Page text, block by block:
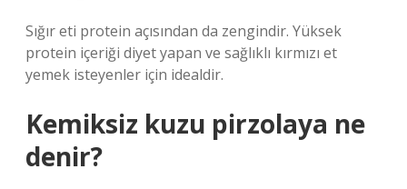
Sığır eti protein açısından da zengindir. Yüksek
protein içeriği diyet yapan ve sağlıklı kırmızı et
yemek isteyenler için idealdir.
Kemiksiz kuzu pirzolaya ne
denir?